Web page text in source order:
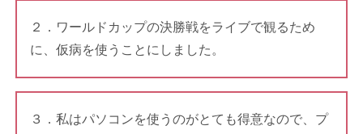
２．ワールドカップの決勝戦をライブで観るため
に、仮病を使うことにしました。
３．私はパソコンを使うのがとても得意なので、プ